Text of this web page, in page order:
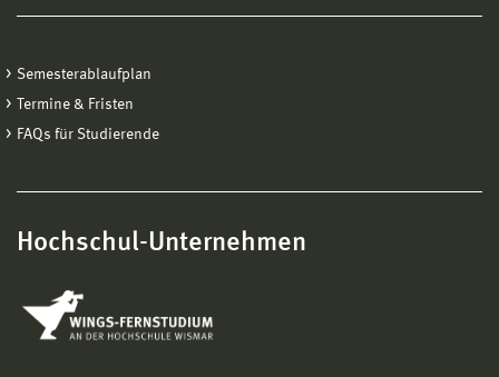
Semesterablaufplan
Termine & Fristen
FAQs für Studierende
Hochschul-Unternehmen